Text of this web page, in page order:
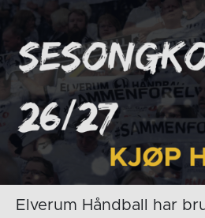
Elverum Håndball har